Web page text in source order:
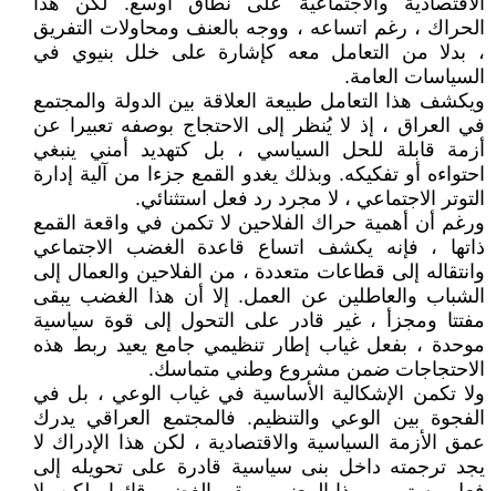
الحراك ، رغم اتساعه ، ووجه بالعنف ومحاولات التفريق
، بدلا من التعامل معه كإشارة على خلل بنيوي في
السياسات العامة.
ويكشف هذا التعامل طبيعة العلاقة بين الدولة والمجتمع
في العراق ، إذ لا يُنظر إلى الاحتجاج بوصفه تعبيرا عن
أزمة قابلة للحل السياسي ، بل كتهديد أمني ينبغي
احتواءه أو تفكيكه. وبذلك يغدو القمع جزءا من آلية إدارة
التوتر الاجتماعي ، لا مجرد رد فعل استثنائي.
ورغم أن أهمية حراك الفلاحين لا تكمن في واقعة القمع
ذاتها ، فإنه يكشف اتساع قاعدة الغضب الاجتماعي
وانتقاله إلى قطاعات متعددة ، من الفلاحين والعمال إلى
الشباب والعاطلين عن العمل. إلا أن هذا الغضب يبقى
مفتتا ومجزأ ، غير قادر على التحول إلى قوة سياسية
موحدة ، بفعل غياب إطار تنظيمي جامع يعيد ربط هذه
الاحتجاجات ضمن مشروع وطني متماسك.
ولا تكمن الإشكالية الأساسية في غياب الوعي ، بل في
الفجوة بين الوعي والتنظيم. فالمجتمع العراقي يدرك
عمق الأزمة السياسية والاقتصادية ، لكن هذا الإدراك لا
يجد ترجمته داخل بنى سياسية قادرة على تحويله إلى